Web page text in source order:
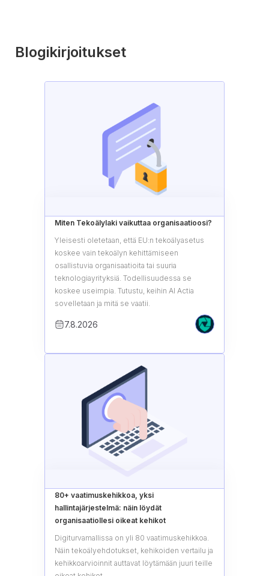
Blogikirjoitukset
Miten Tekoälylaki vaikuttaa organisaatioosi?
Yleisesti oletetaan, että EU:n tekoälyasetus
koskee vain tekoälyn kehittämiseen
osallistuvia organisaatioita tai suuria
teknologiayrityksiä. Todellisuudessa se
koskee useimpia. Tutustu, keihin AI Actia
sovelletaan ja mitä se vaatii.
7.8.2026
80+ vaatimuskehikkoa, yksi
hallintajärjestelmä: näin löydät
organisaatiollesi oikeat kehikot
Digiturvamallissa on yli 80 vaatimuskehikkoa.
Näin tekoälyehdotukset, kehikoiden vertailu ja
kehikkoarvioinnit auttavat löytämään juuri teille